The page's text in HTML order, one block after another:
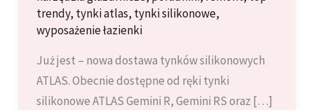
trendy, tynki atlas, tynki silikonowe,
wyposażenie łazienki
Już jest – nowa dostawa tynków silikonowych
ATLAS. Obecnie dostępne od ręki tynki
silikonowe ATLAS Gemini R, Gemini RS oraz […]